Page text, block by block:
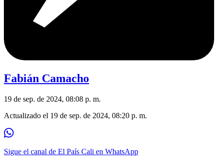
Fabián Camacho
19 de sep. de 2024, 08:08 p. m.
Actualizado el 19 de sep. de 2024, 08:20 p. m.
Sigue el canal de El País Cali en WhatsApp